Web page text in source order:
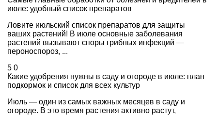
июле: удобный список препаратов
Ловите июльский список препаратов для защиты
ваших растений! В июле основные заболевания
растений вызывают споры грибных инфекций —
пероноспороз, ...
5 0
Какие удобрения нужны в саду и огороде в июле: план
подкормок и список для всех культур
Июль — один из самых важных месяцев в саду и
огороде. В это время растения активно растут,